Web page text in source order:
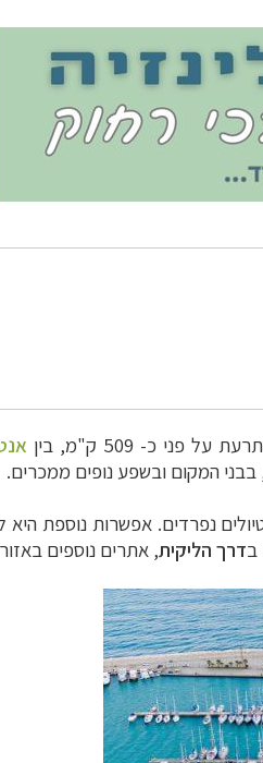
פני כ- 509 ק"מ, בין
המקום ובשפע נופים ממכרים.
ולצאת אליהם כטיולים נפרדים. אפשרות
בדרך הליקית, אתרים נוספים